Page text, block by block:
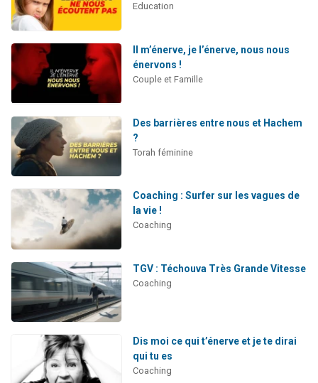
Education
Il m’énerve, je l’énerve, nous nous
énervons !
Couple et Famille
Des barrières entre nous et Hachem
?
Torah féminine
Coaching : Surfer sur les vagues de
la vie !
Coaching
TGV : Téchouva Très Grande Vitesse
Coaching
Dis moi ce qui t’énerve et je te dirai
qui tu es
Coaching